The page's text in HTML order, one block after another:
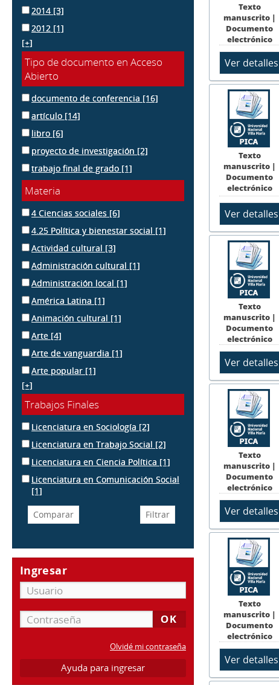
2014 [3]
2012 [1]
[+]
Tipo de documento en Acceso
Abierto
documento de conferencia [16]
artículo [14]
libro [6]
proyecto de investigación [2]
trabajo final de grado [1]
Materia
4 Ciencias sociales [6]
4.25 Política y bienestar social [1]
Actividad cultural [3]
Administración cultural [1]
Administración local [1]
América Latina [1]
Animación cultural [1]
Arte [4]
Arte de vanguardia [1]
Arte popular [1]
[+]
Trabajos Finales
Licenciatura en Sociología [2]
Licenciatura en Trabajo Social [2]
Licenciatura en Ciencia Política [1]
Licenciatura en Comunicación Social
[1]
Ingresar
Olvidé mi contraseña
Ayuda para ingresar
Texto
manuscrito |
Documento
electrónico
Texto
manuscrito |
Documento
electrónico
Texto
manuscrito |
Documento
electrónico
Texto
manuscrito |
Documento
electrónico
Texto
manuscrito |
Documento
electrónico